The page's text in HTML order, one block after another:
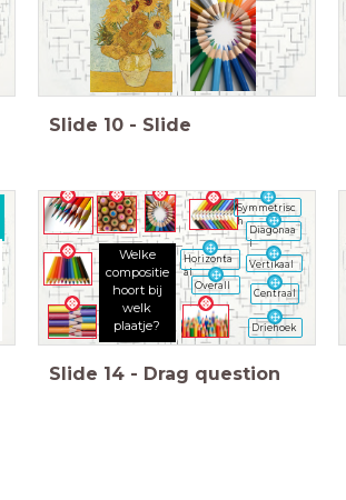
Slide 10 - Slide
Welke
compositie
hoort bij
welk
plaatje?
Diagonaa
l
Vertikaal
Horizonta
al
Centraal
Overall
Driehoek
Symmetrisc
h
Slide 14 - Drag question